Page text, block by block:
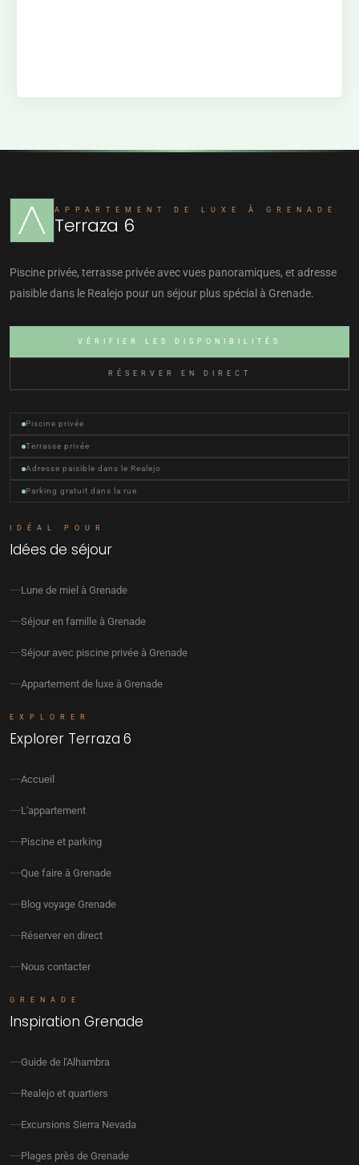
APPARTEMENT DE LUXE À GRENADE
Terraza 6
Piscine privée, terrasse privée avec vues panoramiques, et adresse
paisible dans le Realejo pour un séjour plus spécial à Grenade.
VÉRIFIER LES DISPONIBILITÉS
RÉSERVER EN DIRECT
Piscine privée
Terrasse privée
Adresse paisible dans le Realejo
Parking gratuit dans la rue
IDÉAL POUR
Idées de séjour
Lune de miel à Grenade
Séjour en famille à Grenade
Séjour avec piscine privée à Grenade
Appartement de luxe à Grenade
EXPLORER
Explorer Terraza 6
Accueil
L'appartement
Piscine et parking
Que faire à Grenade
Blog voyage Grenade
Réserver en direct
Nous contacter
GRENADE
Inspiration Grenade
Guide de l'Alhambra
Realejo et quartiers
Excursions Sierra Nevada
Plages près de Grenade